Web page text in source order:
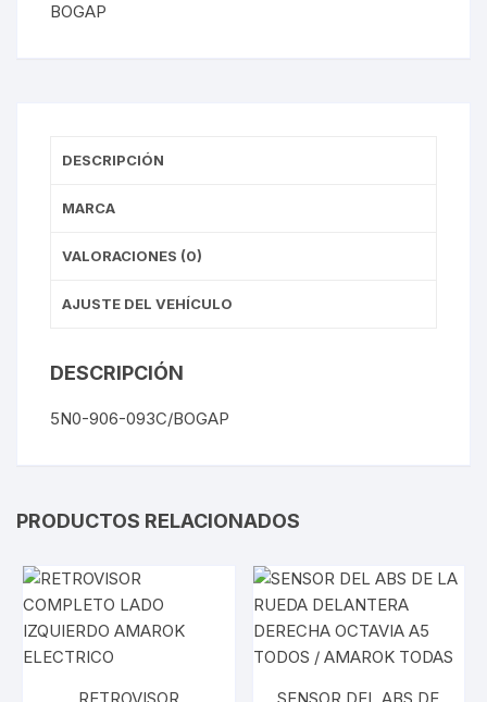
cantidad
BOGAP
DESCRIPCIÓN
MARCA
VALORACIONES (0)
AJUSTE DEL VEHÍCULO
DESCRIPCIÓN
5N0-906-093C/BOGAP
PRODUCTOS RELACIONADOS